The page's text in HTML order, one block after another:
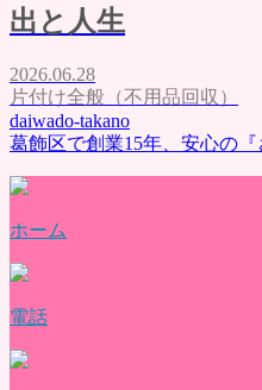
出と人生
2026.06.28
片付け全般（不用品回収）
daiwado-takano
葛飾区で創業15年、安心の『
ホーム
電話